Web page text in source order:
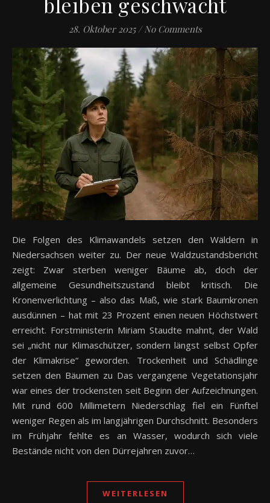
28. Oktober 2025 / No Comments
Die Folgen des Klimawandels setzen den Wäldern in
Niedersachsen weiter zu. Der neue Waldzustandsbericht
zeigt: Zwar sterben weniger Bäume ab, doch der
allgemeine Gesundheitszustand bleibt kritisch. Die
Kronenverlichtung – also das Maß, wie stark Baumkronen
ausdünnen – hat mit 23 Prozent einen neuen Höchstwert
erreicht. Forstministerin Miriam Staudte mahnt, der Wald
sei „nicht nur Klimaschützer, sondern längst selbst Opfer
der Klimakrise“ geworden. Trockenheit und Schädlinge
setzen den Bäumen zu Das vergangene Vegetationsjahr
war eines der trockensten seit Beginn der Aufzeichnungen.
Mit rund 600 Millimetern Niederschlag fiel ein Fünftel
weniger Regen als im langjährigen Durchschnitt. Besonders
im Frühjahr fehlte es an Wasser, wodurch sich viele
Bestände nicht von den Dürrejahren zuvor…
WEITERLESEN